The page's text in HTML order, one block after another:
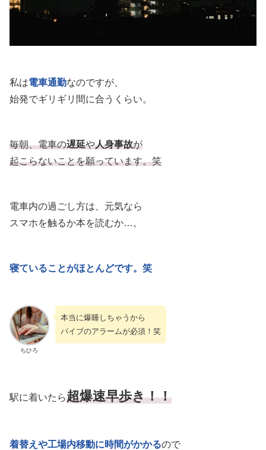
私は電車通勤なのですが、
始発でギリギリ間に合うくらい。
毎朝、電車の遅延や人身事故が
起こらないことを願っています。笑
電車内の過ごし方は、元気なら
スマホを触るか本を読むか…。
寝ていることがほとんどです。笑
ちひろ
本当に爆睡しちゃうから
バイブのアラームが必須！笑
駅に着いたら超爆速早歩き！！
着替えや工場内移動に時間がかかるので